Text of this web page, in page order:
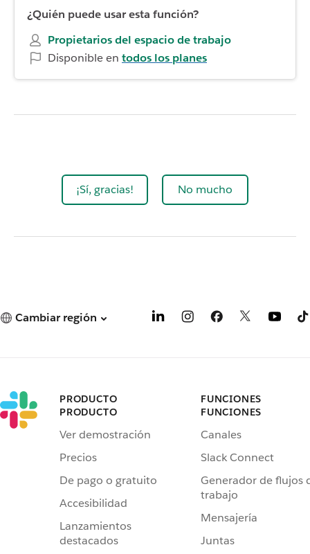
¿Quién puede usar esta función?
Propietarios del espacio de trabajo
Disponible en todos los planes
¡Sí, gracias! No mucho
Cambiar región
PRODUCTO
PRODUCTO
Ver demostración
Precios
De pago o gratuito
Accesibilidad
Lanzamientos
destacados
FUNCIONES
FUNCIONES
Canales
Slack Connect
Generador de flujos
trabajo
Mensajería
Juntas